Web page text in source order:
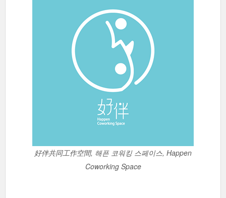
好伴共同工作空間, 해픈 코워킹 스페이스, Happen
Coworking Space